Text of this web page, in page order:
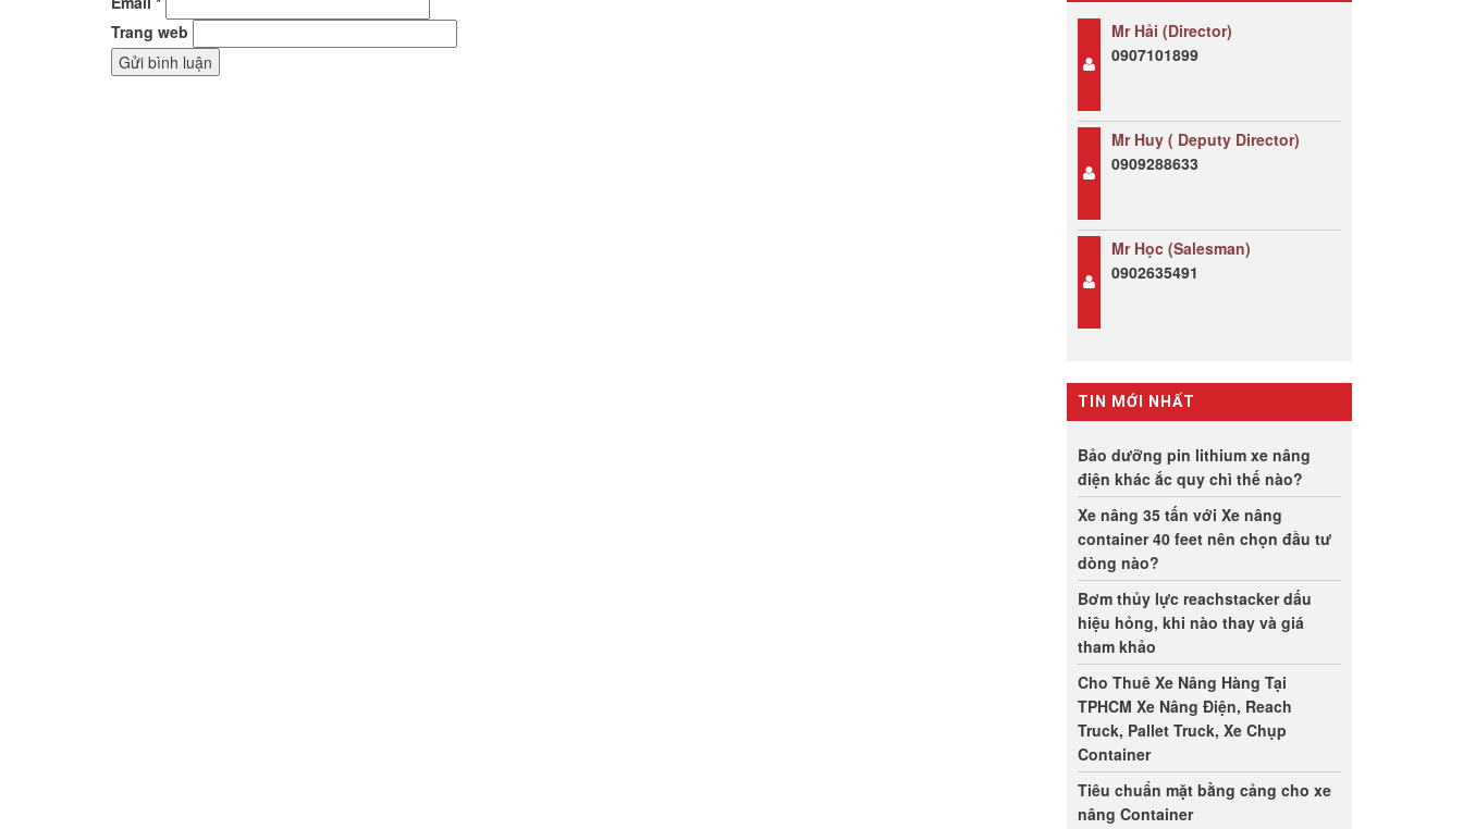
Trang web
Mr Hải (Director)
0907101899
Mr Huy ( Deputy Director)
0909288633
Mr Học (Salesman)
0902635491
TIN MỚI NHẤT
Bảo dưỡng pin lithium xe nâng
điện khác ắc quy chì thế nào?
Xe nâng 35 tấn với Xe nâng
container 40 feet nên chọn đầu tư
dòng nào?
Bơm thủy lực reachstacker dấu
hiệu hỏng, khi nào thay và giá
tham khảo
Cho Thuê Xe Nâng Hàng Tại
TPHCM Xe Nâng Điện, Reach
Truck, Pallet Truck, Xe Chụp
Container
Tiêu chuẩn mặt bằng cảng cho xe
nâng Container